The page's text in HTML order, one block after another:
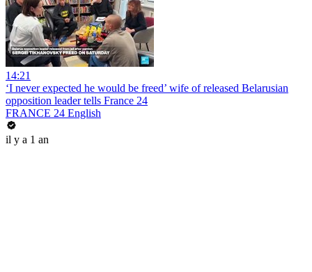
14:21
‘I never expected he would be freed’ wife of released Belarusian
opposition leader tells France 24
FRANCE 24 English
il y a 1 an